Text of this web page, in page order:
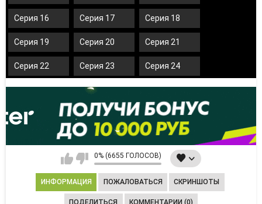
Серия 16 Серия 17 Серия 18
Серия 19 Серия 20 Серия 21
Серия 22 Серия 23 Серия 24
0% (6655 ГОЛОСОВ)
ИНФОРМАЦИЯ ПОЖАЛОВАТЬСЯ СКРИНШОТЫ
ПОДЕЛИТЬСЯ КОММЕНТАРИИ (0)